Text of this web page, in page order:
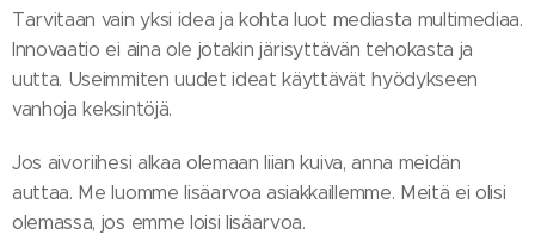
Tarvitaan vain yksi idea ja kohta luot mediasta multimediaa.
Innovaatio ei aina ole jotakin järisyttävän tehokasta ja
uutta. Useimmiten uudet ideat käyttävät hyödykseen
vanhoja keksintöjä.
Jos aivoriihesi alkaa olemaan liian kuiva, anna meidän
auttaa. Me luomme lisäarvoa asiakkaillemme. Meitä ei olisi
olemassa, jos emme loisi lisäarvoa.